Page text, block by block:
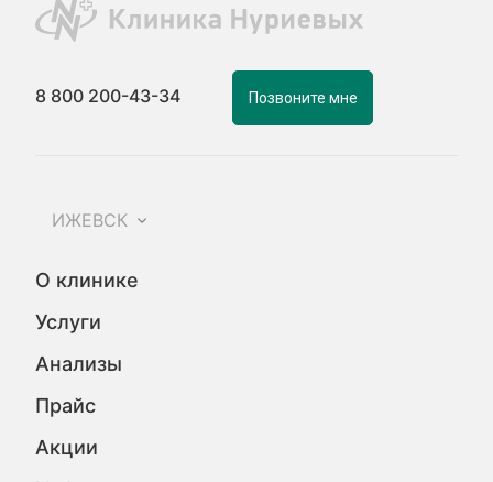
8 800 200-43-34 Позвоните мне
ИЖЕВСК
О клинике
Услуги
Анализы
Прайс
Акции